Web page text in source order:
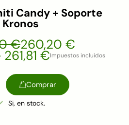
Candy + Soporte
Kronos
€260,20 €
€Impuestos incluidos
Comprar
Si, en stock.